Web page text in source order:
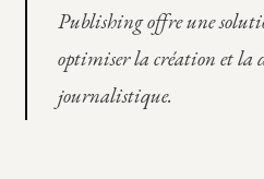
Publishing offre une
optimiser la création et la
journalistique.